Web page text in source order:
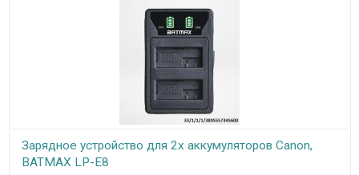
Зарядное устройство для 2х аккумуляторов Canon,
BATMAX LP-E8